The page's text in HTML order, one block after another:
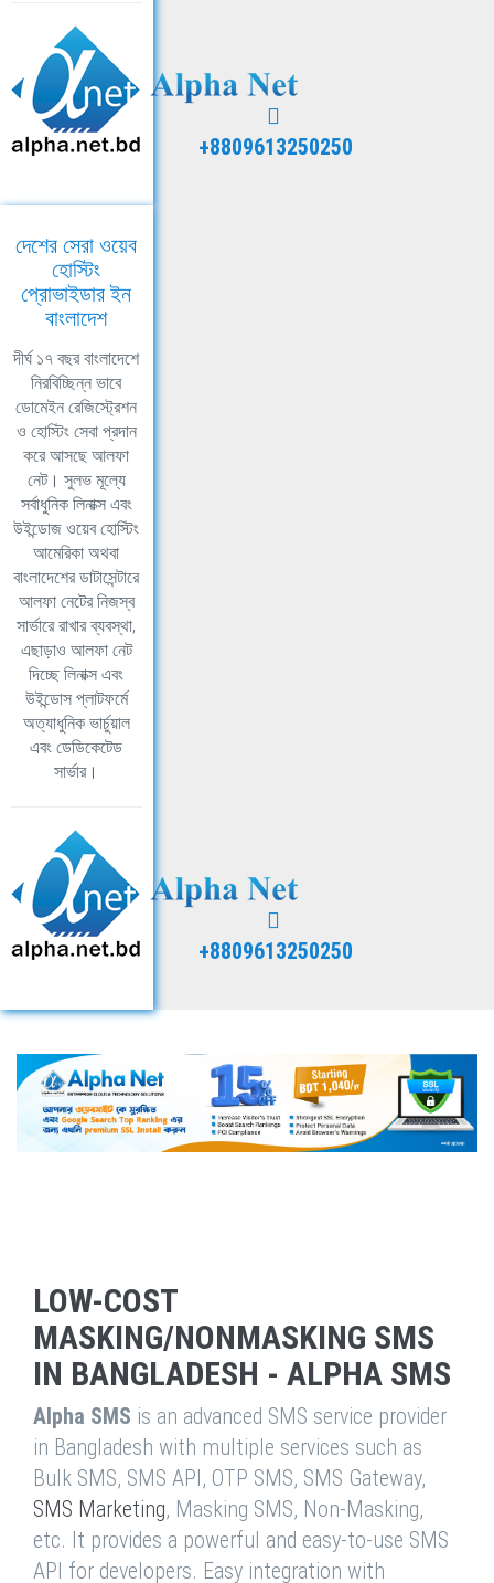
+8809613250250
দেশের সেরা ওয়েব
হোস্টিং
প্রোভাইডার ইন
বাংলাদেশ
দীর্ঘ ১৭ বছর বাংলাদেশে
নিরবিচ্ছিন্ন ভাবে
ডোমেইন রেজিস্ট্রেশন
ও হোস্টিং সেবা প্রদান
করে আসছে আলফা
নেট। সুলভ মূল্যে
সর্বাধুনিক লিনাক্স এবং
উইন্ডোজ ওয়েব হোস্টিং
আমেরিকা অথবা
বাংলাদেশের ডাটাসেন্টারে
আলফা নেটের নিজস্ব
সার্ভারে রাখার ব্যবস্থা,
এছাড়াও আলফা নেট
দিচ্ছে লিনাক্স এবং
উইন্ডোস প্লাটফর্মে
অত্যাধুনিক ভার্চুয়াল
এবং ডেডিকেটেড
সার্ভার।
+8809613250250
LOW-COST
MASKING/NONMASKING SMS
IN BANGLADESH - ALPHA SMS
Alpha SMS is an advanced SMS service provider
in Bangladesh with multiple services such as
Bulk SMS, SMS API, OTP SMS, SMS Gateway,
SMS Marketing, Masking SMS, Non-Masking,
etc. It provides a powerful and easy-to-use SMS
API for developers. Easy integration with